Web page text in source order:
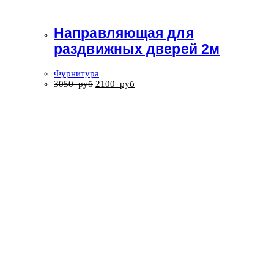
Направляющая для
раздвижных дверей 2м
Фурнитура
3050руб 2100 руб